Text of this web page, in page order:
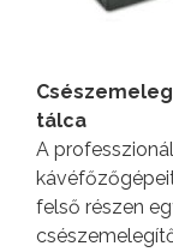
tálca
A
felső részen